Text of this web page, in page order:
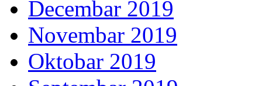
Decembar 2019
Novembar 2019
Oktobar 2019